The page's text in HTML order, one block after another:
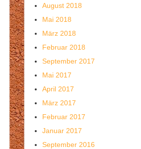
August 2018
Mai 2018
März 2018
Februar 2018
September 2017
Mai 2017
April 2017
März 2017
Februar 2017
Januar 2017
September 2016